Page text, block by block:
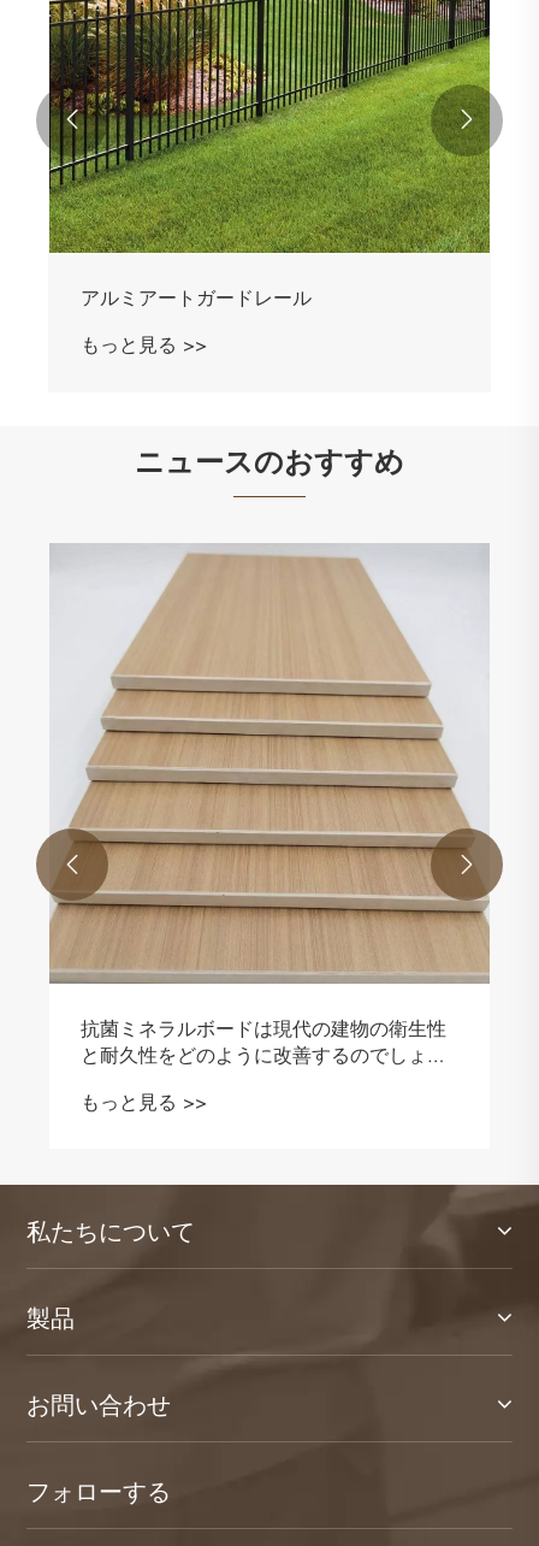
アルミアートガードレール
もっと見る >>
 
ニュースのおすすめ
木製ドアは依然として現代の住宅デザイン
のベンチマークですか?
もっと見る >>
 
私たちについて
製品
お問い合わせ
フォローする